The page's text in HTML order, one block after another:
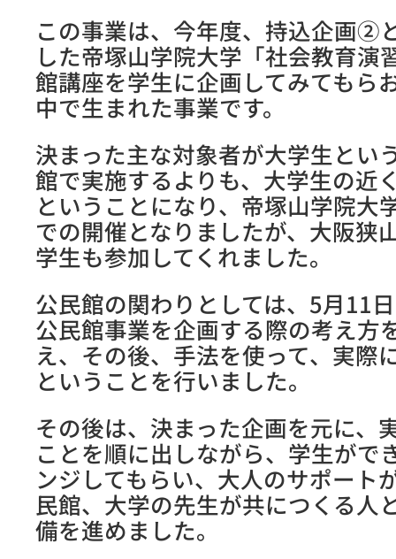
この事業は、今年度、持込企画②
した帝塚山学院大学「社会教育演
館講座を学生に企画してみてもら
中で生まれた事業です。
決まった主な対象者が大学生とい
館で実施するよりも、大学生の近
ということになり、帝塚山学院大
での開催となりましたが、大阪狭
学生も参加してくれました。
公民館の関わりとしては、5月11
公民館事業を企画する際の考え方
え、その後、手法を使って、実際
ということを行いました。
その後は、決まった企画を元に、
ことを順に出しながら、学生がで
ンジしてもらい、大人のサポート
民館、大学の先生が共につくる人
備を進めました。